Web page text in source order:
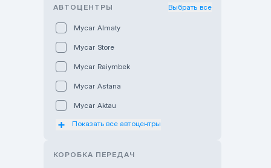
АВТОЦЕНТРЫ Выбрать все
Mycar Almaty
Mycar Store
Mycar Raiymbek
Mycar Astana
Mycar Aktau
Mycar Uralsk
Показать все автоцентры
КОРОБКА ПЕРЕДАЧ